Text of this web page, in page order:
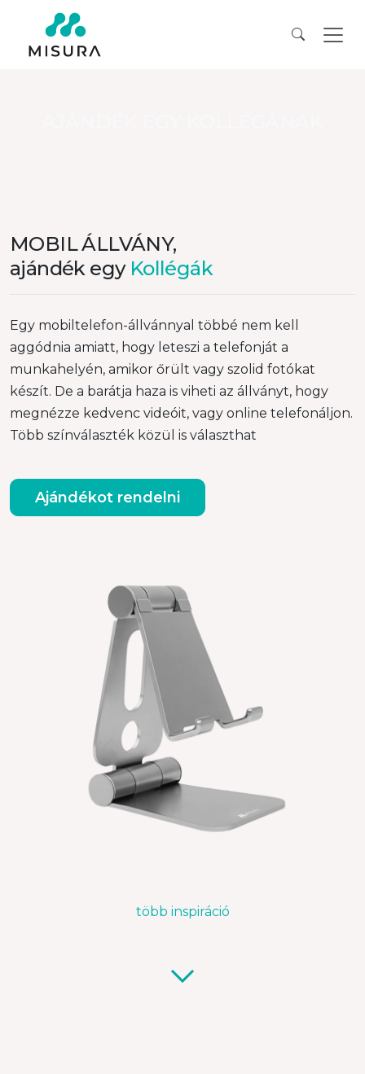
MOBIL ÁLLVÁNY,
ajándék egy Kollégák
Egy mobiltelefon-állvánnyal többé nem kell
aggódnia amiatt, hogy leteszi a telefonját a
munkahelyén, amikor őrült vagy szolid fotókat
készít. De a barátja haza is viheti az állványt, hogy
megnézze kedvenc videóit, vagy online telefonáljon.
Több színválaszték közül is választhat
Ajándékot rendelni
több inspiráció